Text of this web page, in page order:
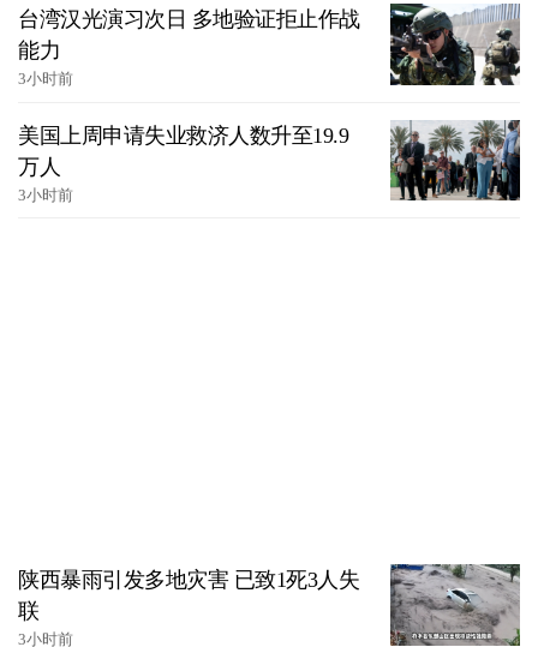
台湾汉光演习次日 多地验证拒止作战
能力
3小时前
美国上周申请失业救济人数升至19.9
万人
3小时前
陕西暴雨引发多地灾害 已致1死3人失
联
3小时前